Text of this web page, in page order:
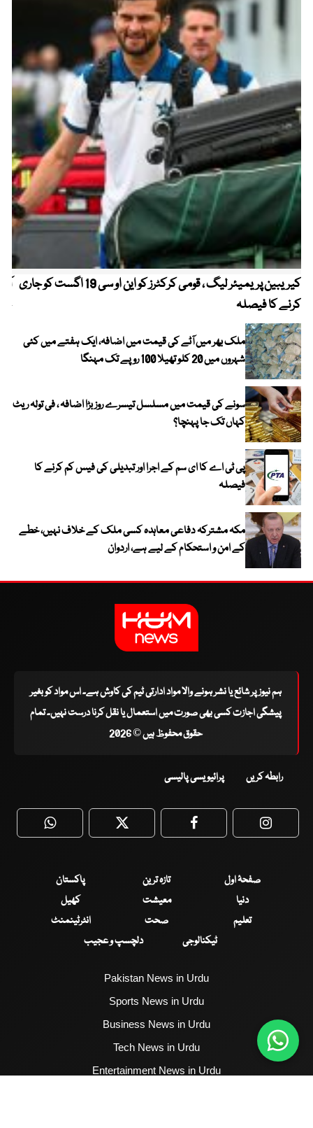
کیریبین پریمیئر لیگ ، قومی کرکٹرز کو این او سی 19 اگست کو جاری
کرنے کا فیصلہ
ملک بھر میں آٹے کی قیمت میں اضافہ، ایک ہفتے میں کئی
شہروں میں 20 کلو تھیلا 100 روپے تک مہنگا
سونے کی قیمت میں مسلسل تیسرے روز بڑا اضافہ ، فی تولہ ریٹ
کہاں تک جا پہنچا؟
پی ٹی اے کا ای سم کے اجرا اور تبدیلی کی فیس کم کرنے کا
فیصلہ
مکہ مشترکہ دفاعی معاہدہ کسی ملک کے خلاف نہیں، خطے
کے امن و استحکام کے لیے ہے، اردوان
ہم نیوز پر شائع یا نشر ہونے والا مواد ادارتی ٹیم کی کاوش ہے۔ اس مواد کو بغیر
پیشگی اجازت کسی بھی صورت میں استعمال یا نقل کرنا درست نہیں۔ تمام
حقوق محفوظ ہیں © 2026
رابطہ کریں پرائیویسی پالیسی
WhatsApp Twitter Facebook
صفحۂ اول تازہ ترین
پاکستان
دنیا
معیشت
کھیل
تعلیم
صحت
انٹرٹینمنٹ
ٹیکنالوجی
دلچسپ و عجیب
Pakistan News in Urdu
Sports News in Urdu
Business News in Urdu
Tech News in Urdu
Entertainment News in Urdu